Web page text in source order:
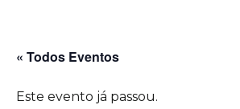
« Todos Eventos
Este evento já passou.